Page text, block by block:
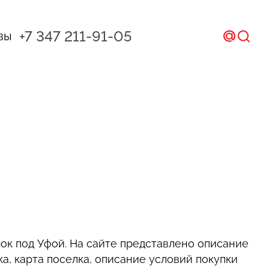
+7 347 211-91-05
под Уфой. На сайте представлено описание
карта поселка, описание условий покупки